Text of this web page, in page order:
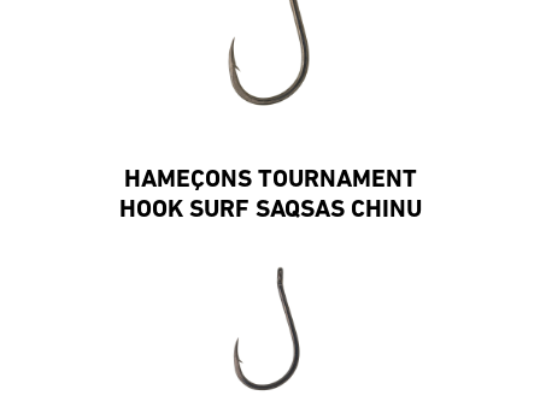
HAMEÇONS TOURNAMENT
HOOK SURF SAQSAS CHINU